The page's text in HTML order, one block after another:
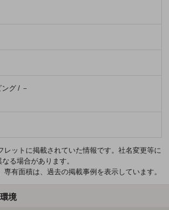
グ / －
ットに掲載されていた情報です。社名変更等に
なる場合があります。
有面積は、過去の掲載事例を表示しています。
境